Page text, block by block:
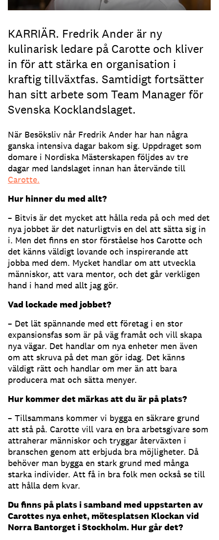
KARRIÄR. Fredrik Ander är ny
kulinarisk ledare på Carotte och kliver
in för att stärka en organisation i
kraftig tillväxtfas. Samtidigt fortsätter
han sitt arbete som Team Manager för
Svenska Kocklandslaget.
När Besöksliv når Fredrik Ander har han några
ganska intensiva dagar bakom sig. Uppdraget som
domare i Nordiska Mästerskapen följdes av tre
dagar med landslaget innan han återvände till
Carotte.
Hur hinner du med allt?
– Bitvis är det mycket att hålla reda på och med det
nya jobbet är det naturligtvis en del att sätta sig in
i. Men det finns en stor förståelse hos Carotte och
det känns väldigt lovande och inspirerande att
jobba med dem. Mycket handlar om att utveckla
människor, att vara mentor, och det går verkligen
hand i hand med allt jag gör.
Vad lockade med jobbet?
– Det lät spännande med ett företag i en stor
expansionsfas som är på väg framåt och vill skapa
nya vägar. Det handlar om nya enheter men även
om att skruva på det man gör idag. Det känns
väldigt rätt och handlar om mer än att bara
producera mat och sätta menyer.
Hur kommer det märkas att du är på plats?
– Tillsammans kommer vi bygga en säkrare grund
att stå på. Carotte vill vara en bra arbetsgivare som
attraherar människor och tryggar återväxten i
branschen genom att erbjuda bra möjligheter. Då
behöver man bygga en stark grund med många
starka individer. Att få in bra folk men också se till
att hålla dem kvar.
Du finns på plats i samband med uppstarten av
Carottes nya enhet, mötesplatsen Klockan vid
Norra Bantorget i Stockholm. Hur går det?